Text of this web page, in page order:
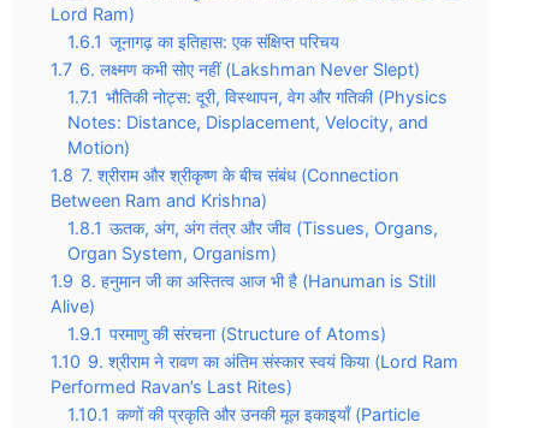
Lord Ram)
1.6.1 जूनागढ़ का इतिहास: एक संक्षिप्त परिचय
1.7 6. लक्ष्मण कभी सोए नहीं (Lakshman Never Slept)
1.7.1 भौतिकी नोट्स: दूरी, विस्थापन, वेग और गतिकी (Physics
Notes: Distance, Displacement, Velocity, and
Motion)
1.8 7. श्रीराम और श्रीकृष्ण के बीच संबंध (Connection
Between Ram and Krishna)
1.8.1 ऊतक, अंग, अंग तंत्र और जीव (Tissues, Organs,
Organ System, Organism)
1.9 8. हनुमान जी का अस्तित्व आज भी है (Hanuman is Still
Alive)
1.9.1 परमाणु की संरचना (Structure of Atoms)
1.10 9. श्रीराम ने रावण का अंतिम संस्कार स्वयं किया (Lord Ram
Performed Ravan’s Last Rites)
1.10.1 कणों की प्रकृति और उनकी मूल इकाइयाँ (Particle